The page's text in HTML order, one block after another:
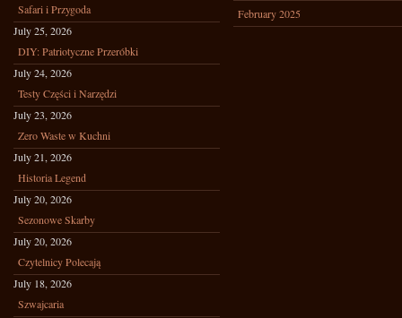
Safari i Przygoda
July 25, 2026
DIY: Patriotyczne Przeróbki
July 24, 2026
Testy Części i Narzędzi
July 23, 2026
Zero Waste w Kuchni
July 21, 2026
Historia Legend
July 20, 2026
Sezonowe Skarby
July 20, 2026
Czytelnicy Polecają
July 18, 2026
Szwajcaria
February 2025